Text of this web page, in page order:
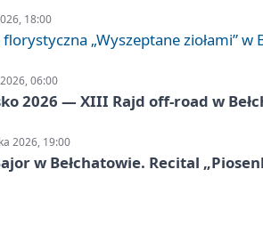
18:00
„Wyszeptane ziołami” w
06:00
2026 — XIII Rajd off‑road w
2026, 19:00
w Bełchatowie. Recital